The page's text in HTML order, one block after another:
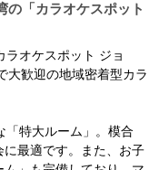
の「カラオケスポット
オケスポット ジョ
大歓迎の地域密着型カラ
「特大ルーム」。模合
に最適です。また、お子